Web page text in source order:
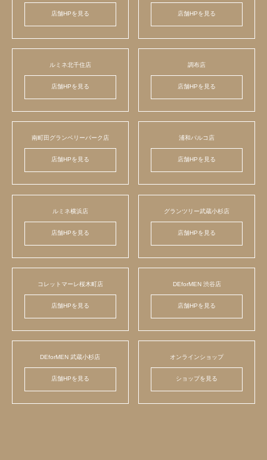
店舗HPを見る 店舗HPを見る
ルミネ北千住店
店舗HPを見る
調布店
店舗HPを見る
南町田グランベリーパーク店
店舗HPを見る
浦和パルコ店
店舗HPを見る
ルミネ横浜店
店舗HPを見る
グランツリー武蔵小杉店
店舗HPを見る
コレットマーレ桜木町店
店舗HPを見る
DEforMEN 渋谷店
店舗HPを見る
DEforMEN 武蔵小杉店
店舗HPを見る
オンラインショップ
ショップを見る